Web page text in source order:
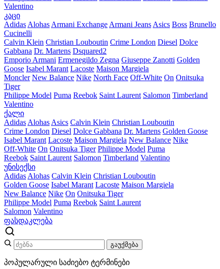
Valentino
კაცი
Adidas Alohas Armani Exchange Armani Jeans Asics Boss Brunello
Cucinelli
Calvin Klein Christian Louboutin Crime London Diesel Dolce
Gabbana Dr. Martens Dsquared2
Emporio Armani Ermenegildo Zegna Giuseppe Zanotti Golden
Goose Isabel Marant Lacoste Maison Margiela
Moncler New Balance Nike North Face Off-White On Onitsuka
Tiger
Philippe Model Puma Reebok Saint Laurent Salomon Timberland
Valentino
ქალი
Adidas Alohas Asics Calvin Klein Christian Louboutin
Crime London Diesel Dolce Gabbana Dr. Martens Golden Goose
Isabel Marant Lacoste Maison Margiela New Balance Nike
Off-White On Onitsuka Tiger Philippe Model Puma
Reebok Saint Laurent Salomon Timberland Valentino
უნისექსი
Adidas Alohas Calvin Klein Christian Louboutin
Golden Goose Isabel Marant Lacoste Maison Margiela
New Balance Nike On Onitsuka Tiger
Philippe Model Puma Reebok Saint Laurent
Salomon Valentino
ფასდაკლება
გაუქმება
პოპულარული საძიებო ტერმინები